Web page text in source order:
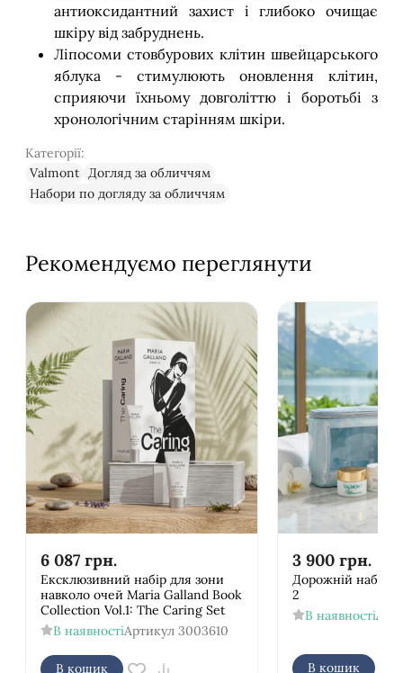
антиоксидантний захист і глибоко очищає
шкіру від забруднень.
Ліпосоми стовбурових клітин швейцарського
яблука - стимулюють оновлення клітин,
сприяючи їхньому довголіттю і боротьбі з
хронологічним старінням шкіри.
Категорії:
Valmont Догляд за обличчям
Набори по догляду за обличчям
Рекомендуємо переглянути
6 087 грн.
Ексклюзивний набір для зони
навколо очей Maria Galland Book
Collection Vol.1: The Caring Set
В наявностіАртикул 3003610
В кошик
3 900 грн.
Дорожній набір
2
В наявності
В кошик